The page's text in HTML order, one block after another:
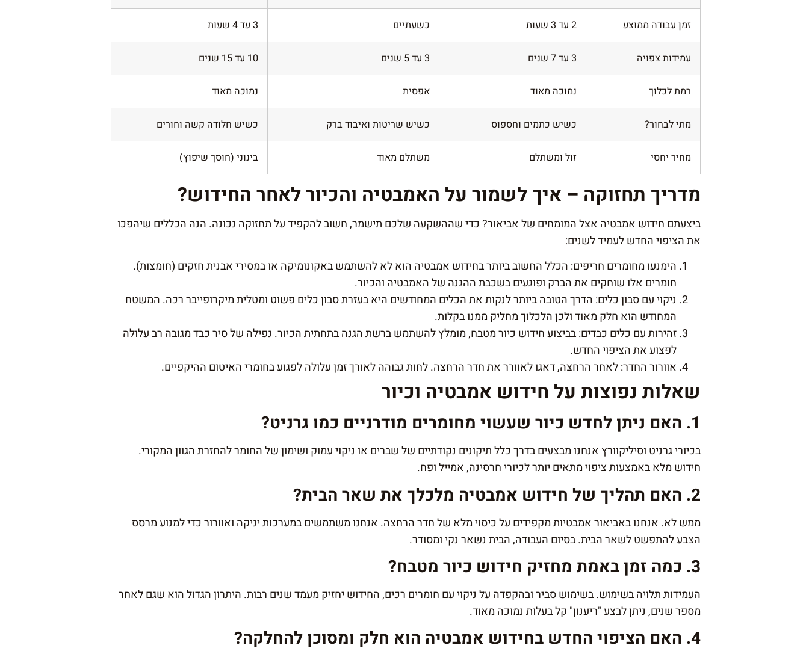
זמן עבודה ממוצע 2 עד 3 שעות כשעתיים 3 עד 4 שעות
עמידות צפויה 3 עד 7 שנים 3 עד 5 שנים 10 עד 15 שנים
רמת לכלוך נמוכה מאוד אפסית נמוכה מאוד
מתי לבחור? כשיש כתמים וחספוס כשיש שריטות ואיבוד ברק כשיש חלודה קשה וחורים
מחיר יחסי זול ומשתלם משתלם מאוד בינוני (חוסך שיפוץ)
מדריך תחזוקה – איך לשמור על האמבטיה והכיור לאחר החידוש?
ביצעתם חידוש אמבטיה אצל המומחים של אביאור? כדי שההשקעה שלכם תישמר, חשוב להקפיד על תחזוקה נכונה. הנה הכללים שיהפכו
את הציפוי החדש לעמיד לשנים:
הימנעו מחומרים חריפים: הכלל החשוב ביותר בחידוש אמבטיה הוא לא להשתמש באקונומיקה או במסירי אבנית חזקים (חומצות).
חומרים אלו שוחקים את הברק ופוגעים בשכבת ההגנה של האמבטיה והכיור.
ניקוי עם סבון כלים: הדרך הטובה ביותר לנקות את הכלים המחודשים היא בעזרת סבון כלים פשוט ומטלית מיקרופייבר רכה. המשטח
המחודש הוא חלק מאוד ולכן הלכלוך מחליק ממנו בקלות.
זהירות עם כלים כבדים: בביצוע חידוש כיור מטבח, מומלץ להשתמש ברשת הגנה בתחתית הכיור. נפילה של סיר כבד מגובה רב עלולה
לפצוע את הציפוי החדש.
אוורור החדר: לאחר הרחצה, דאגו לאוורר את חדר הרחצה. לחות גבוהה לאורך זמן עלולה לפגוע בחומרי האיטום ההיקפיים.
שאלות נפוצות על חידוש אמבטיה וכיור
1. האם ניתן לחדש כיור שעשוי מחומרים מודרניים כמו גרניט?
בכיורי גרניט וסיליקוורץ אנחנו מבצעים בדרך כלל תיקונים נקודתיים של שברים או ניקוי עמוק ושימון של החומר להחזרת הגוון המקורי.
חידוש מלא באמצעות ציפוי מתאים יותר לכיורי חרסינה, אמייל ופח.
2. האם תהליך של חידוש אמבטיה מלכלך את שאר הבית?
ממש לא. אנחנו באביאור אמבטיות מקפידים על כיסוי מלא של חדר הרחצה. אנחנו משתמשים במערכות יניקה ואוורור כדי למנוע מרסס
הצבע להתפשט לשאר הבית. בסיום העבודה, הבית נשאר נקי ומסודר.
3. כמה זמן באמת מחזיק חידוש כיור מטבח?
העמידות תלויה בשימוש. בשימוש סביר ובהקפדה על ניקוי עם חומרים רכים, החידוש יחזיק מעמד שנים רבות. היתרון הגדול הוא שגם לאחר
מספר שנים, ניתן לבצע "ריענון" קל בעלות נמוכה מאוד.
4. האם הציפוי החדש בחידוש אמבטיה הוא חלק ומסוכן להחלקה?